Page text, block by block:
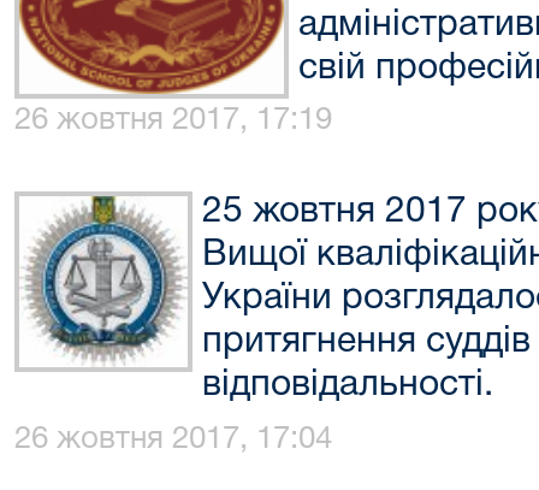
свій
26 жовтня 2017, 17:19
25 жовтня 2017
Вищої
України
притягнення
відповідальності.
26 жовтня 2017, 17:04